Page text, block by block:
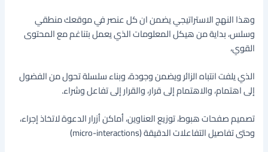
وهذا النهج الاستراتيجي يضمن ان كل عنصر في موقعك منطقي
وسلس، بداية من هيكل المعلومات الذي يعمل بتناغم مع المحتوى
القوي،
الذي يلفت انتباه الزائر ويضمن وجودة، وبناء سلسلة تحول من الفضول
إلى اهتمام، والاهتمام إلى قرار، والقرار إلى تفاعل وشراء.
تصميم صفحات هبوط، توزيع العناوين، أماكن أزرار الدعوة لاتخاذ إجراء،
وحتى تفاصيل التفاعلات الدقيقة (micro-interactions)